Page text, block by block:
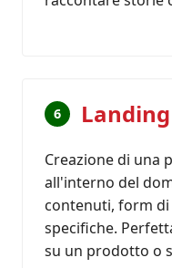
6
Creazione di una
all'interno del
contenuti, form
specifiche.
su un prodotto o